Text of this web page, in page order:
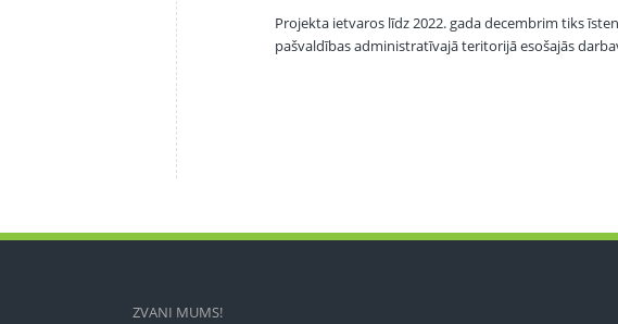
Projekta ietvaros līdz 2022. gada decembrim tiks
pašvaldības administratīvajā teritorijā esošajās
ZVANI MUMS!